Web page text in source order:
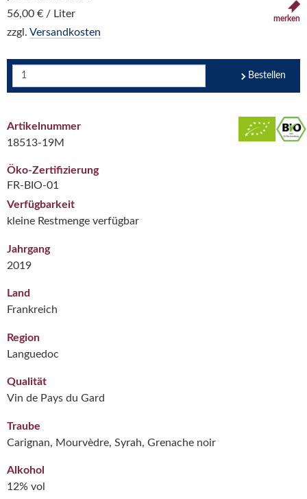
56,00 € / Liter
zzgl. Versandkosten
merken
Bestellen
Artikelnummer
18513-19M
Öko-Zertifizierung
FR-BIO-01
Verfügbarkeit
kleine Restmenge verfügbar
Jahrgang
2019
Land
Frankreich
Region
Languedoc
Qualität
Vin de Pays du Gard
Traube
Carignan, Mourvèdre, Syrah, Grenache noir
Alkohol
12% vol